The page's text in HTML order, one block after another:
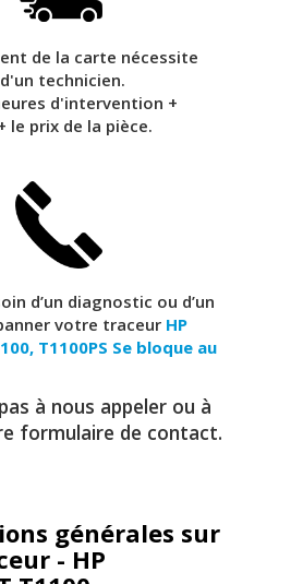
de la carte nécessite
technicien.
d'intervention +
le prix de la pièce.
d’un diagnostic ou d’un
votre traceur HP
T1100PS Se bloque au
à nous appeler ou à
formulaire de contact.
générales sur
- HP